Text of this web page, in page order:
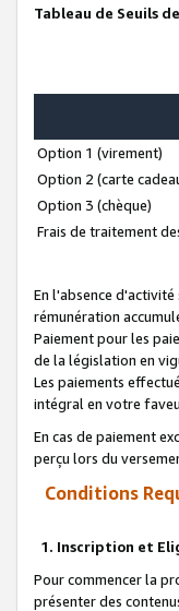
Tableau de Seuils
Option 1 (virement)
Option 2 (carte
Option 3 (chèque)
Frais de traitement
En l'absence
rémunération
Paiement pour les
de la législation en
Les paiements
intégral en votre
En cas de paiement
perçu lors du
Conditions
1. Inscription et
Pour commencer la
présenter des